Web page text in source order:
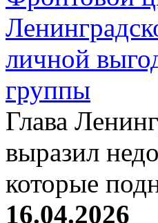
личной
группы
Глава
выразил
которые
16.04.2026